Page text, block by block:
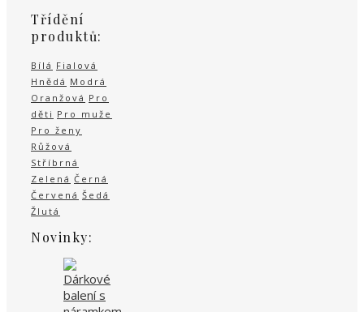
Třídění
produktů:
Bílá Fialová
Hnědá Modrá
Oranžová Pro
děti Pro muže
Pro ženy
Růžová
Stříbrná
Zelená Černá
Červená Šedá
Žlutá
Novinky: